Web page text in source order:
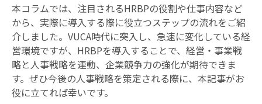
本コラムでは、注目されるHRBPの役割や仕事内容など
から、実際に導入する際に役立つステップの流れをご紹
介しました。VUCA時代に突入し、急速に変化している経
営環境ですが、HRBPを導入することで、経営・事業戦
略と人事戦略を連動、企業競争力の強化が期待できま
す。ぜひ今後の人事戦略を策定される際に、本記事がお
役に立てれば幸いです。